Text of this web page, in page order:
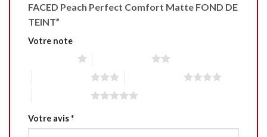
FACED Peach Perfect Comfort Matte FOND DE
TEINT”
Votre note
Votre avis*